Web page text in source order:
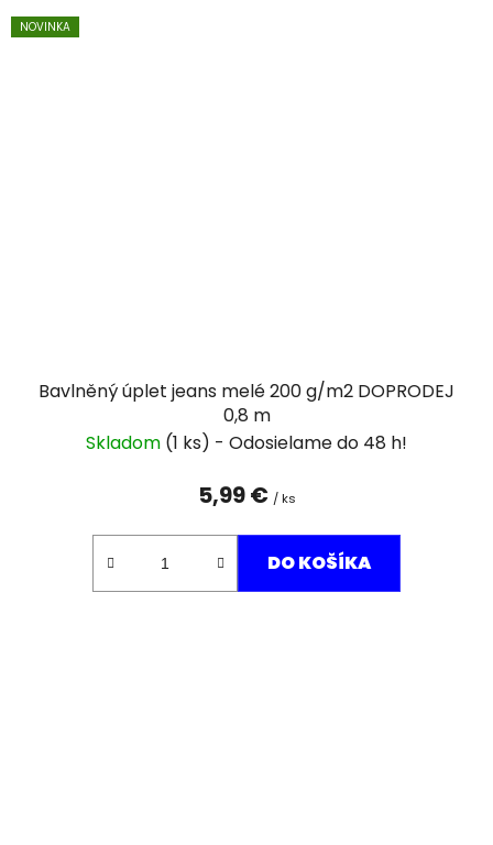
NOVINKA
Bavlněný úplet jeans melé 200 g/m2 DOPRODEJ
0,8 m
Skladom (1 ks)
5,99 € / ks
DO KOŠÍKA